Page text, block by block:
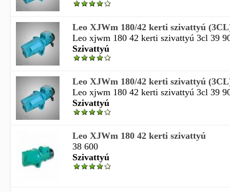
Leo XJWm 180/42 kerti szivattyú
Leo xjwm 180 42 kerti szivattyú 3cl 39
Szivattyú
Leo XJWm 180/42 kerti szivattyú
Leo xjwm 180 42 kerti szivattyú 3cl 39
Szivattyú
Leo XJWm 180 42 kerti szivattyú
38 600
Szivattyú